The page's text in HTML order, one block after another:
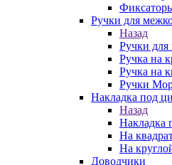
Ручки для
Назад
Ручки
Ручка на
Ручка на
Ручки
Накладка под
Назад
Накладка
На
На
Доводчики